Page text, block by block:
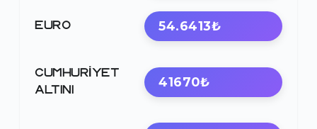
EURO 54.6413₺
CUMHURIYET
ALTINI
41670₺